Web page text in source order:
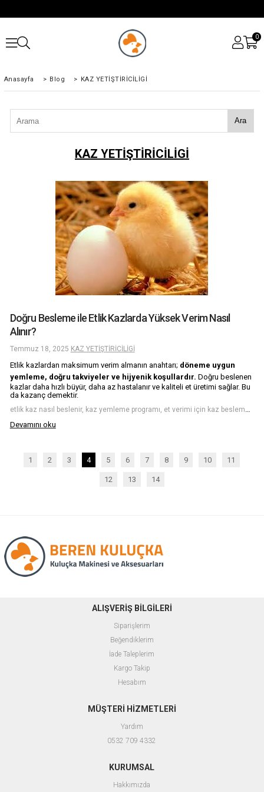
0
Anasayfa > Blog > KAZ YETİŞTİRİCİLİGİ
Ara
KAZ YETİŞTİRİCİLİGİ
Doğru Besleme ile Etlik Kazlarda Yüksek Verim Nasıl
Alınır?
Temmuz 18, 2025 KAZ YETİŞTİRİCİLİGİ
Etlik kazlardan maksimum verim almanın anahtarı; döneme uygun
yemleme, doğru takviyeler ve hijyenik koşullardır. Doğru beslenen
kazlar daha hızlı büyür, daha az hastalanır ve kaliteli et üretimi sağlar. Bu
da kazanç demektir.
etlik kaz nasıl beslenir, kaz yemleme programı, et verimi için kaz besleme, etlik kaz yemi, kaz yetiştiriciliği yem türleri, beren tahıl öğütücü, kaz besleme teknikleri
Devamını oku
1 2 3 4 5 6 7 8 9 10 11
12 13 14
ALIŞVERİŞ BİLGİLERİ
Siparişlerim
Beğendiklerim
İade Taleplerim
Kargo Takip
Hesabım
MÜŞTERİ HİZMETLERİ
Yardım
0532 709 4332
KURUMSAL
Hakkımızda